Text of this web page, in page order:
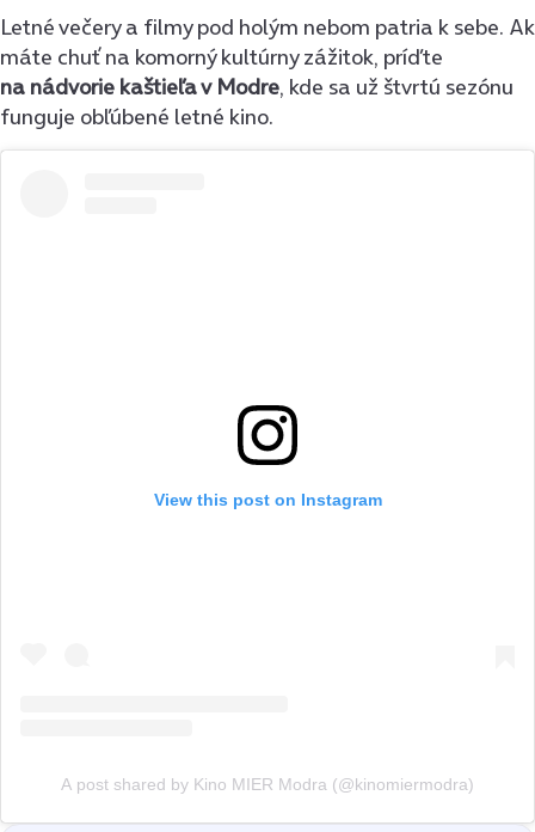
Letné večery a filmy pod holým nebom patria k sebe. Ak
máte chuť na komorný kultúrny zážitok, príďte
na nádvorie kaštieľa v Modre, kde sa už štvrtú sezónu
funguje obľúbené letné kino.
View this post on Instagram
A post shared by Kino MIER Modra (@kinomiermodra)